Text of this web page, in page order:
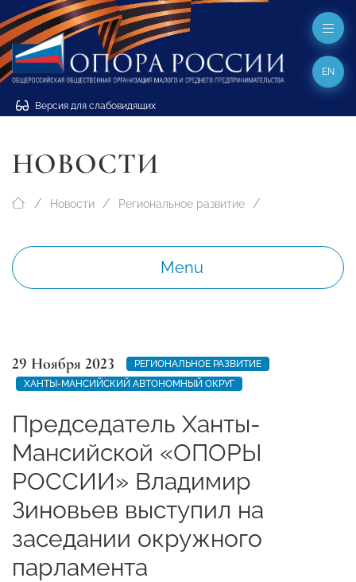
Версия для слабовидящих
EN
НОВОСТИ
Новости Региональное развитие
Menu
29 Ноября 2023
РЕГИОНАЛЬНОЕ РАЗВИТИЕ
ХАНТЫ-МАНСИЙСКИЙ АВТОНОМНЫЙ ОКРУГ
Председатель Ханты-
Мансийской «ОПОРЫ
РОССИИ» Владимир
Зиновьев выступил на
заседании окружного
парламента